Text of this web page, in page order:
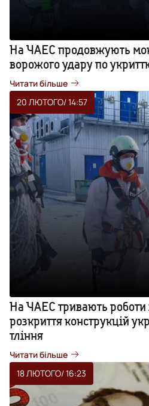
На ЧАЕС продовжують
ворожого удару по
Читати більше
20 ЛЮТОГО/ 14:57
На ЧАЕС тривають роботи
розкриття конструкцій
тління
Читати більше
18 ЛЮТОГО/ 16:23